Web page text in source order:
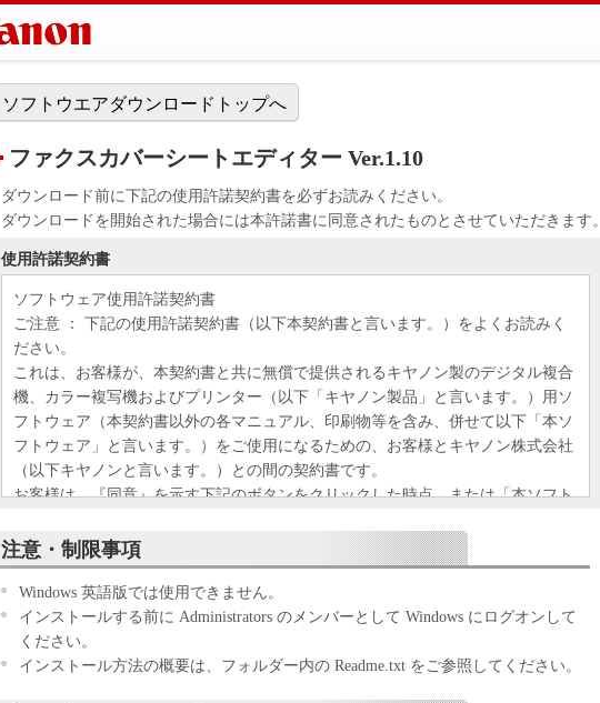
ソフトウエアダウンロードトップへ
ファクスカバーシートエディター Ver.1.10
ダウンロード前に下記の使用許諾契約書を必ずお読みください。
ダウンロードを開始された場合には本許諾書に同意されたものとさせていただきます。
使用許諾契約書
ソフトウェア使用許諾契約書
ご注意 ： 下記の使用許諾契約書（以下本契約書と言います。）をよくお読みく
ださい。
これは、お客様が、本契約書と共に無償で提供されるキヤノン製のデジタル複合
機、カラー複写機およびプリンター（以下「キヤノン製品」と言います。）用ソ
フトウェア（本契約書以外の各マニュアル、印刷物等を含み、併せて以下「本ソ
フトウェア」と言います。）をご使用になるための、お客様とキヤノン株式会社
（以下キヤノンと言います。）との間の契約書です。
お客様は、『同意』を示す下記のボタンをクリックした時点、または「本ソフト
す。
お客様が本契約書に同意できない場合、「本ソフトウェア」を使用することはで
きません。
１．許諾
(1) キヤノンは、お客様が「キヤノン製品」を利用する目的のために、「キヤノ
ン製品」に直接またはネットワークを通じ接続される複数のコンピューター（以
注意・制限事項
Windows 英語版では使用できません。
インストールする前に Administrators のメンバーとして Windows にログオンして
ください。
インストール方法の概要は、フォルダー内の Readme.txt をご参照してください。